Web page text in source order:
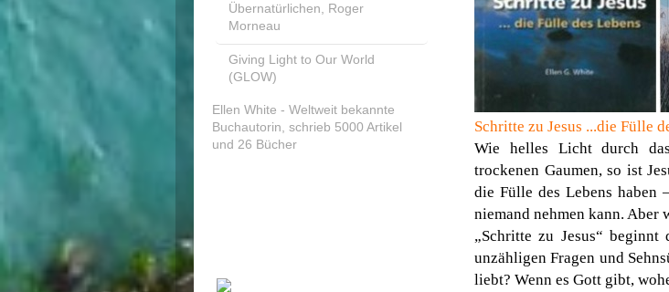
Schritte zu Jesus ...die Fülle
Wie helles Licht durch
trockenen Gaumen, so ist
die Fülle des Lebens haben
niemand nehmen kann. Aber
„Schritte zu Jesus“
unzähligen Fragen und
liebt? Wenn es Gott gibt,
Übernatürlichen, Roger
Morneau
Giving Light to Our World
(GLOW)
Ellen White - Weltweit bekannte
Buchautorin, schrieb 5000 Artikel
und 26 Bücher